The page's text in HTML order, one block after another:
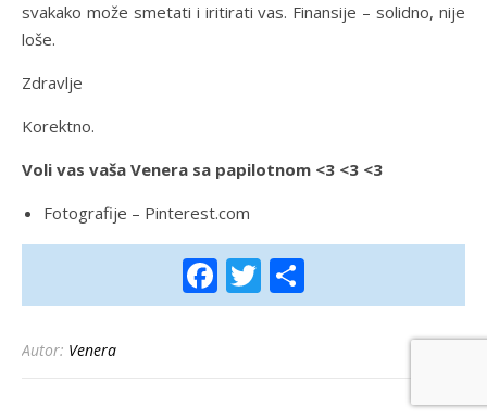
svakako može smetati i iritirati vas. Finansije – solidno, nije
loše.
Zdravlje
Korektno.
Voli vas vaša Venera sa papilotnom <3 <3 <3
Fotografije – Pinterest.com
Facebook
Twitter
Autor: Venera